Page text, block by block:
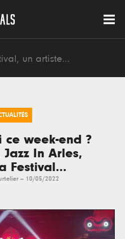
week-end ?
Jazz In Arles,
Festival…
-- 10/05/2022